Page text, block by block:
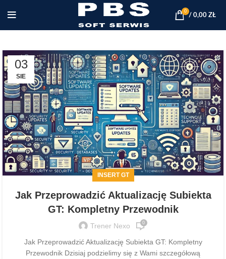
0
/ 0,00 ZŁ
03
SIE
INSERT GT
Jak Przeprowadzić Aktualizację Subiekta
GT: Kompletny Przewodnik
Trener Nexo 0
Jak Przeprowadzić Aktualizację Subiekta GT: Kompletny
Przewodnik Dzisiaj podzielimy się z Wami szczegółową